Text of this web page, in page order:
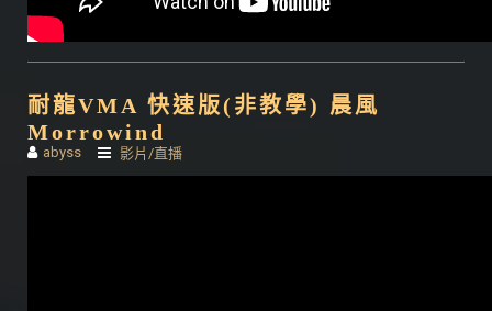
耐龍VMA 快速版(非教學) 晨風
Morrowind
abyss 影片/直播